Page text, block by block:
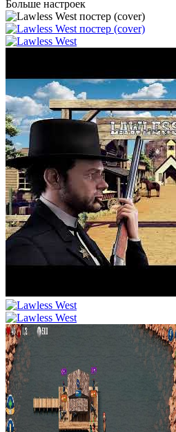
Больше настроек